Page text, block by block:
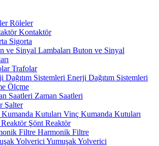
Röleler
Kontaktör
Sigorta
Buton ve Sinyal
Trafolar
Enerji Dağıtım Sistemleri
Ölçme
Zaman Saatleri
Şalter
Vinç Kumanda Kutuları
Şönt Reaktör
Harmonik Filtre
Yumuşak Yolverici